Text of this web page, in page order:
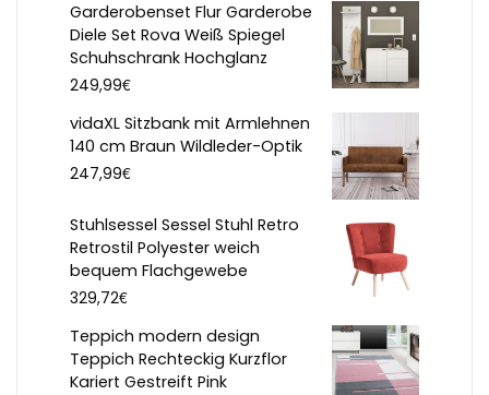
Garderobenset Flur Garderobe
Diele Set Rova Weiß Spiegel
Schuhschrank Hochglanz
249,99€
vidaXL Sitzbank mit Armlehnen
140 cm Braun Wildleder-Optik
247,99€
Stuhlsessel Sessel Stuhl Retro
Retrostil Polyester weich
bequem Flachgewebe
329,72€
Teppich modern design
Teppich Rechteckig Kurzflor
Kariert Gestreift Pink